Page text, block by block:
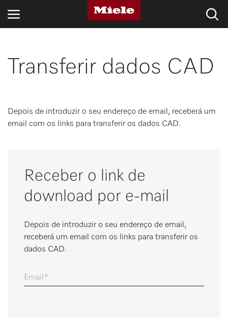
SETORES
PRODUTOS
CLIENTES PARTICULARES
Marcador
Transferir dados CAD
Depois de introduzir o seu endereço de email, receberá um
email com os links para transferir os dados CAD.
Receber o link de
download por e-mail
Depois de introduzir o seu endereço de email,
receberá um email com os links para transferir os
dados CAD.
Email